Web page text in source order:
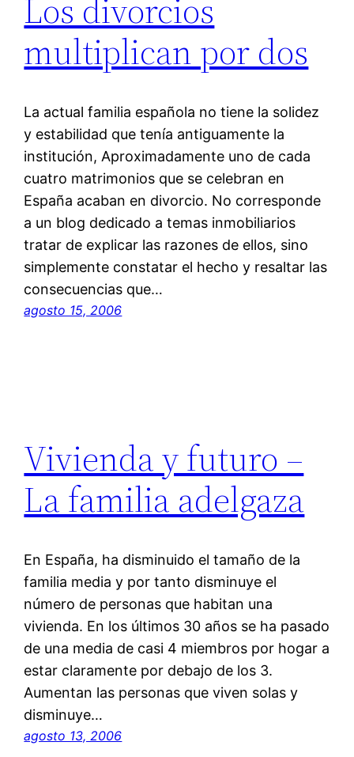
Los divorcios
multiplican por dos
La actual familia española no tiene la solidez
y estabilidad que tenía antiguamente la
institución, Aproximadamente uno de cada
cuatro matrimonios que se celebran en
España acaban en divorcio. No corresponde
a un blog dedicado a temas inmobiliarios
tratar de explicar las razones de ellos, sino
simplemente constatar el hecho y resaltar las
consecuencias que…
agosto 15, 2006
Vivienda y futuro –
La familia adelgaza
En España, ha disminuido el tamaño de la
familia media y por tanto disminuye el
número de personas que habitan una
vivienda. En los últimos 30 años se ha pasado
de una media de casi 4 miembros por hogar a
estar claramente por debajo de los 3.
Aumentan las personas que viven solas y
disminuye…
agosto 13, 2006